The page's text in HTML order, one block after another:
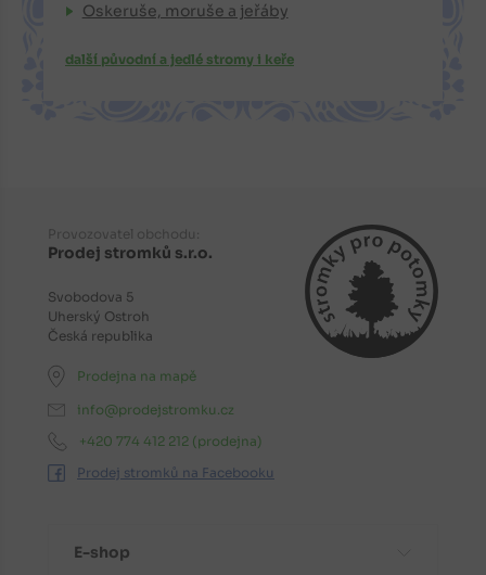
Oskeruše, moruše a jeřáby
další původní a jedlé stromy i keře
Provozovatel obchodu:
Prodej stromků s.r.o.
Svobodova 5
Uherský Ostroh
Česká republika
Prodejna na mapě
info@prodejstromku.cz
+420 774 412 212 (prodejna)
Prodej stromků na Facebooku
E-shop